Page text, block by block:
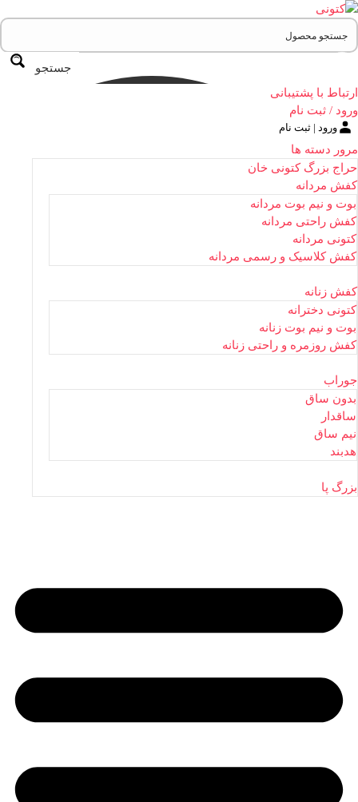
جستجو
ارتباط با پشتیبانی
ورود / ثبت نام
ورود | ثبت نام
مرور دسته ها
حراج بزرگ کتونی خان
کفش مردانه
بوت و نیم بوت مردانه
کفش راحتی مردانه
کتونی مردانه
کفش کلاسیک و رسمی مردانه
کفش زنانه
کتونی دخترانه
بوت و نیم بوت زنانه
کفش روزمره و راحتی زنانه
جوراب
بدون ساق
ساقدار
نیم ساق
هدبند
بزرگ پا